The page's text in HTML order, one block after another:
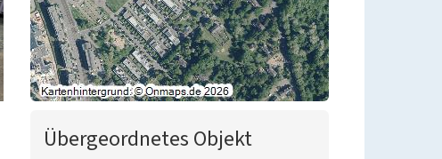
Übergeordnetes Objekt